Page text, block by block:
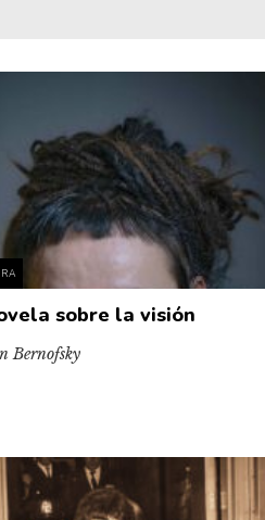
Personajes secundarios
Política
sobre la visión
Bernofsky